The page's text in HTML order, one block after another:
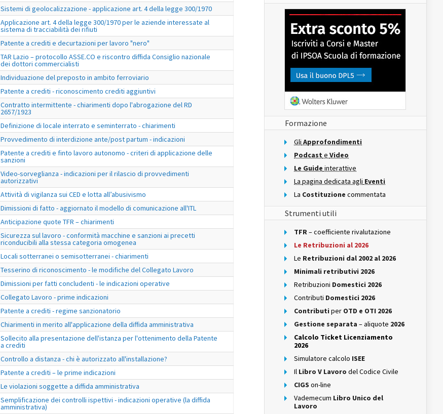
Sistemi di geolocalizzazione - applicazione art. 4 della legge 300/1970
Applicazione art. 4 della legge 300/1970 per le aziende interessate al
sistema di tracciabilità dei rifiuti
Patente a crediti e decurtazioni per lavoro "nero"
TAR Lazio – protocollo ASSE.CO e riscontro diffida Consiglio nazionale
dei dottori commercialisti
Individuazione del preposto in ambito ferroviario
Patente a crediti - riconoscimento crediti aggiuntivi
Contratto intermittente - chiarimenti dopo l'abrogazione del RD
2657/1923
Definizione di locale interrato e seminterrato - chiarimenti
Provvedimento di interdizione ante/post partum - indicazioni
Patente a crediti e finto lavoro autonomo - criteri di applicazione delle
sanzioni
Video-sorveglianza - indicazioni per il rilascio di provvedimenti
autorizzativi
Attività di vigilanza sui CED e lotta all’abusivismo
Dimissioni di fatto - aggiornato il modello di comunicazione all'ITL
Anticipazione quote TFR – chiarimenti
Sicurezza sul lavoro - conformità macchine e sanzioni ai precetti
riconducibili alla stessa categoria omogenea
Locali sotterranei o semisotterranei - chiarimenti
Tesserino di riconoscimento - le modifiche del Collegato Lavoro
Dimissioni per fatti concludenti - le indicazioni operative
Collegato Lavoro - prime indicazioni
Patente a crediti - regime sanzionatorio
Chiarimenti in merito all'applicazione della diffida amministrativa
Sollecito alla presentazione dell'istanza per l'ottenimento della Patente
a crediti
Controllo a distanza - chi è autorizzato all'installazione?
Patente a crediti – le prime indicazioni
Le violazioni soggette a diffida amministrativa
Semplificazione dei controlli ispettivi - indicazioni operative (la diffida
amministrativa)
Formazione
Gli Approfondimenti
Podcast e Video
Le Guide interattive
La pagina dedicata agli Eventi
La Costituzione commentata
Strumenti utili
TFR– coefficiente rivalutazione
Le Retribuzioni al 2026
Le Retribuzioni dal 2002 al 2026
Minimali retributivi 2026
Retribuzioni Domestici 2026
Contributi Domestici 2026
Contributi per OTD e OTI 2026
Gestione separata – aliquote 2026
Calcolo Ticket Licenziamento
2026
Simulatore calcolo ISEE
Il Libro V Lavoro del Codice Civile
CIGS on-line
Vademecum Libro Unico del
Lavoro